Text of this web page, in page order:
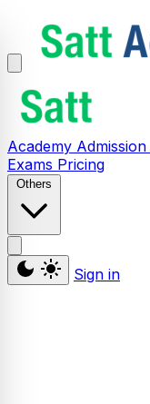
Academy Admission
Exams Pricing
Others
Sign in